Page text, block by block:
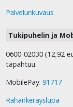
Palvelunkuvaus
Tukipuhelin ja
0600-02030 (12,92
tapahtuu.
MobilePay: 91717
Rahankeräyslupa